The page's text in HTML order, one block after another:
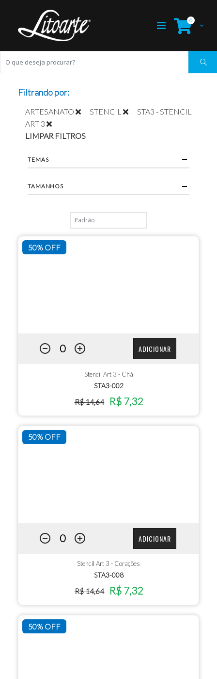
0
50% OFF
ADICIONAR
Stencil Art 3 - Chá
STA3-002
R$ 14,64 R$ 7,32
50% OFF
ADICIONAR
Stencil Art 3 - Corações
STA3-008
R$ 14,64 R$ 7,32
50% OFF
Filtrando por:
ARTESANATO STENCIL
STA3 - STENCIL
ART 3
LIMPAR FILTROS
TEMAS
TAMANHOS